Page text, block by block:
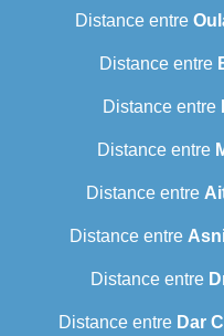
Distance entre
Distance entre
Distance entre
Distance entre
Distance entre
Distance entre
Distance entre
Distance entre Dar